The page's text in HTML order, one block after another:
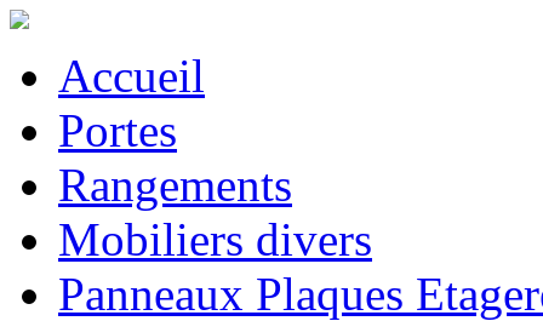
Accueil
Portes
Rangements
Mobiliers divers
Panneaux Plaques